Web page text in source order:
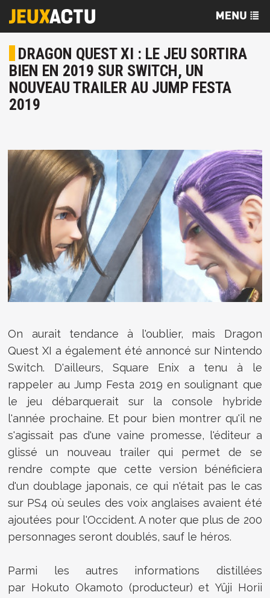
DRAGON QUEST XI : LE JEU SORTIRA
BIEN EN 2019 SUR SWITCH, UN
NOUVEAU TRAILER AU JUMP FESTA
2019
On aurait tendance à l'oublier, mais Dragon
Quest XI a également été annoncé sur Nintendo
Switch. D'ailleurs, Square Enix a tenu à le
rappeler au Jump Festa 2019 en soulignant que
le jeu débarquerait sur la console hybride
l'année prochaine. Et pour bien montrer qu'il ne
s'agissait pas d'une vaine promesse, l'éditeur a
glissé un nouveau trailer qui permet de se
rendre compte que cette version bénéficiera
d'un doublage japonais, ce qui n'était pas le cas
sur PS4 où seules des voix anglaises avaient été
ajoutées pour l'Occident. A noter que plus de 200
personnages seront doublés, sauf le héros.
Parmi les autres informations distillées
par Hokuto Okamoto (producteur) et Yûji Horii